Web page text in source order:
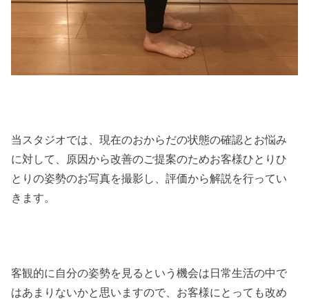
当スタジオでは、現在のおからだの状態の確認とお悩み
に対して、原因から改善のご提案のためお客様ひとりひ
とりの姿勢のお写真を撮影し、評価から解説を行ってい
きます。
客観的に自分の姿勢を見るという機会は日常生活の中で
はあまりないかと思いますので、お客様にとっても改め